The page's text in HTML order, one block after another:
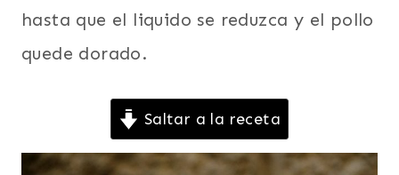
hasta que el liquido se reduzca y el pollo
quede dorado.
Saltar a la receta